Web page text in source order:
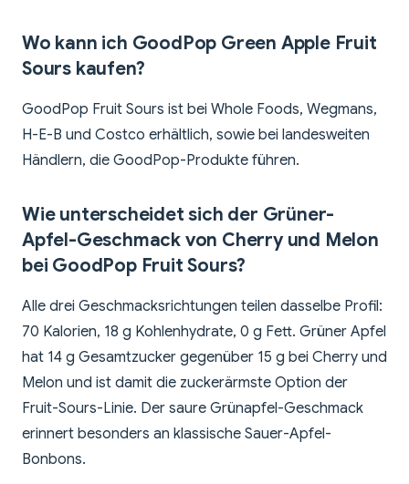
Wo kann ich GoodPop Green Apple Fruit
Sours kaufen?
GoodPop Fruit Sours ist bei Whole Foods, Wegmans,
H-E-B und Costco erhältlich, sowie bei landesweiten
Händlern, die GoodPop-Produkte führen.
Wie unterscheidet sich der Grüner-
Apfel-Geschmack von Cherry und Melon
bei GoodPop Fruit Sours?
Alle drei Geschmacksrichtungen teilen dasselbe Profil:
70 Kalorien, 18 g Kohlenhydrate, 0 g Fett. Grüner Apfel
hat 14 g Gesamtzucker gegenüber 15 g bei Cherry und
Melon und ist damit die zuckerärmste Option der
Fruit-Sours-Linie. Der saure Grünapfel-Geschmack
erinnert besonders an klassische Sauer-Apfel-
Bonbons.